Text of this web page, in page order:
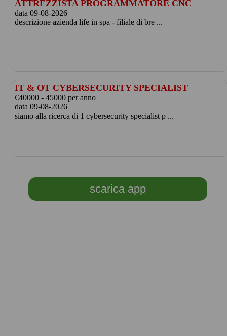
ATTREZZISTA PROGRAMMATORE CNC
data 09-08-2026
descrizione azienda life in spa - filiale di bre ...
IT & OT CYBERSECURITY SPECIALIST
€40000 - 45000 per anno
data 09-08-2026
siamo alla ricerca di 1 cybersecurity specialist p ...
scarica app